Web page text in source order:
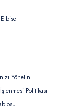
Yönetin
Politikası